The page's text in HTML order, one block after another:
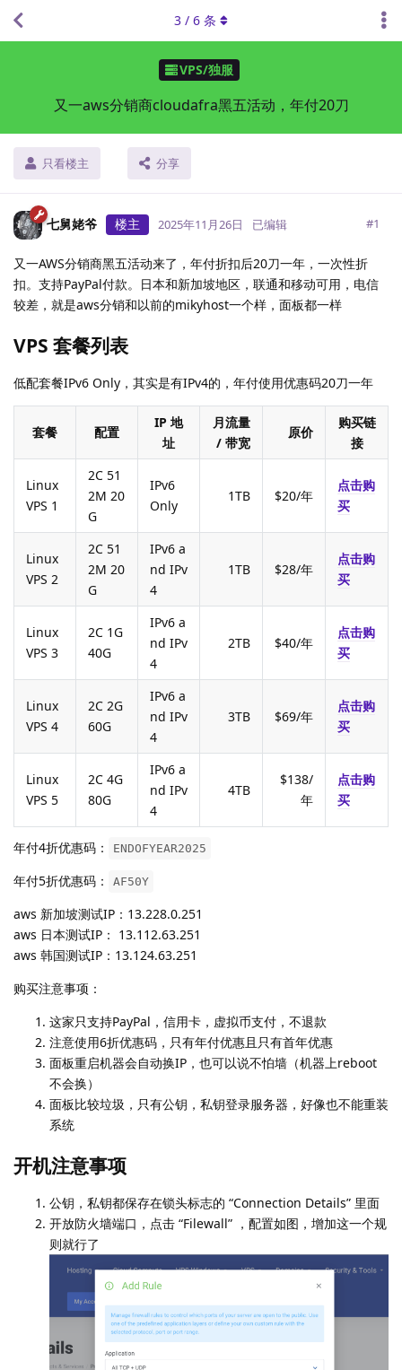
VPS/独服
又一aws分销商cloudafra黑五活动，年付20刀
只看楼主 分享
3 / 6 条
七舅姥爷 楼主 2025年11月26日 已编辑 #1
又一AWS分销商黑五活动来了，年付折扣后20刀一年，一次性折
扣。支持PayPal付款。日本和新加坡地区，联通和移动可用，电信
较差，就是aws分销和以前的mikyhost一个样，面板都一样
VPS 套餐列表
低配套餐IPv6 Only，其实是有IPv4的，年付使用优惠码20刀一年
套餐 配置
IP 地
址
月流量
/ 带宽
原价
购买链
接
Linux
VPS 1
2C 51
2M 20
G
IPv6
Only
1TB $20/年
点击购
买
Linux
VPS 2
2C 51
2M 20
G
IPv6 a
nd IPv
4
1TB $28/年
点击购
买
Linux
VPS 3
2C 1G
40G
IPv6 a
nd IPv
4
2TB $40/年
点击购
买
Linux
VPS 4
2C 2G
60G
IPv6 a
nd IPv
4
3TB $69/年
点击购
买
Linux
VPS 5
2C 4G
80G
IPv6 a
nd IPv
4
4TB
$138/
年
点击购
买
年付4折优惠码： ENDOFYEAR2025
年付5折优惠码： AF50Y
aws 新加坡测试IP：13.228.0.251
aws 日本测试IP： 13.112.63.251
aws 韩国测试IP：13.124.63.251
购买注意事项：
这家只支持PayPal，信用卡，虚拟币支付，不退款
注意使用6折优惠码，只有年付优惠且只有首年优惠
面板重启机器会自动换IP，也可以说不怕墙（机器上reboot
不会换）
面板比较垃圾，只有公钥，私钥登录服务器，好像也不能重装
系统
开机注意事项
公钥，私钥都保存在锁头标志的 “Connection Details” 里面
开放防火墙端口，点击 “Filewall” ，配置如图，增加这一个规
则就行了